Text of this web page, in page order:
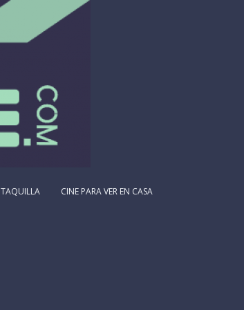
TAQUILLA CINE PARA VER EN CASA